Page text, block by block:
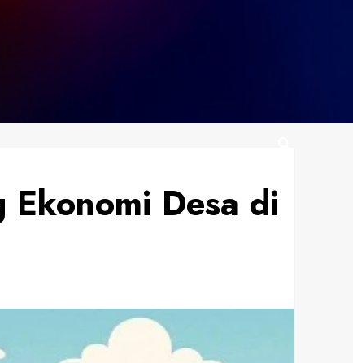
Ekonomi Desa di